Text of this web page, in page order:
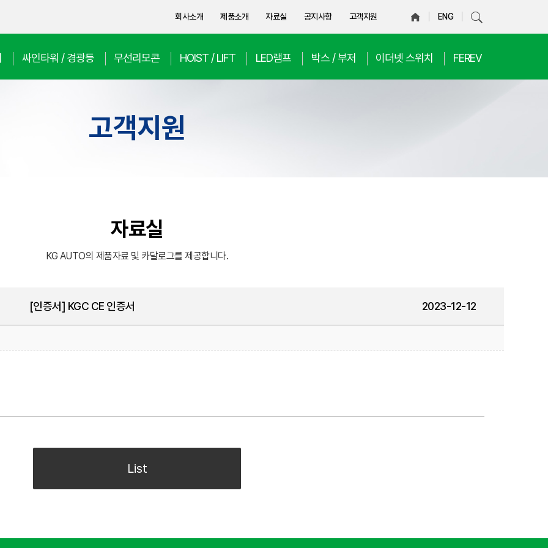
싸인타워 / 경광등 무선리모콘 HOIST / LIFT LED램프 박스 / 부저 이더넷 스위치 FEREV
회사소개 제품소개 자료실 공지사항 고객지원 ENG
고객지원
자료실
KG AUTO의 제품자료 및 카달로그를 제공합니다.
[인증서] KGC CE 인증서 2023-12-12
List